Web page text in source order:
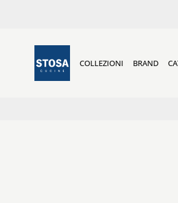
COLLEZIONI BRAND